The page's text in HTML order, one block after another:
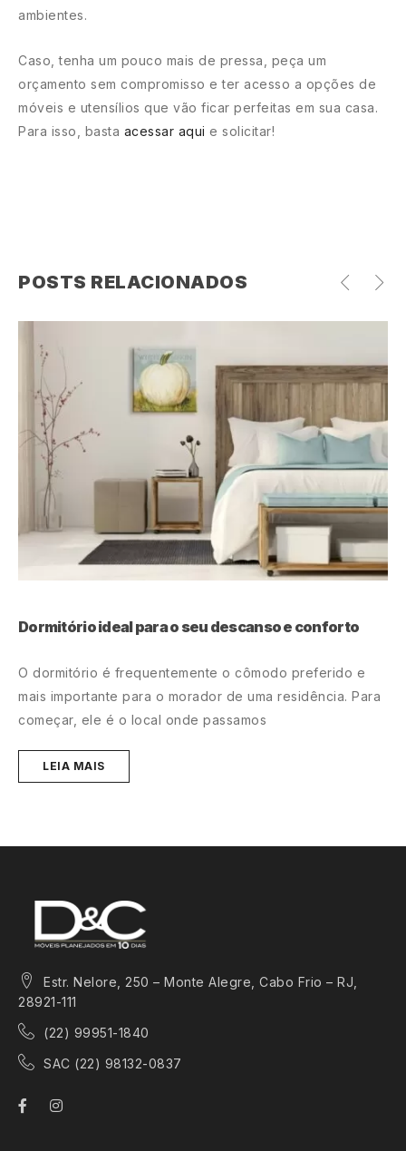
ambientes.
Caso, tenha um pouco mais de pressa, peça um
orçamento sem compromisso e ter acesso a opções de
móveis e utensílios que vão ficar perfeitas em sua casa.
Para isso, basta acessar aqui e solicitar!
POSTS RELACIONADOS
Dormitório ideal para o seu descanso e conforto
O dormitório é frequentemente o cômodo preferido e
mais importante para o morador de uma residência. Para
começar, ele é o local onde passamos
LEIA MAIS
Estr. Nelore, 250 – Monte Alegre, Cabo Frio – RJ,
28921-111
(22) 99951-1840
SAC (22) 98132-0837